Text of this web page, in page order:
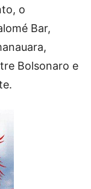
o
Bar,
Bolsonaro e